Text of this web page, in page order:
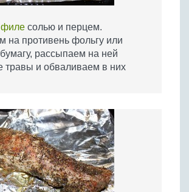
филе солью и перцем.
на противень фольгу или
рассыпаем на ней
травы и обваливаем в них